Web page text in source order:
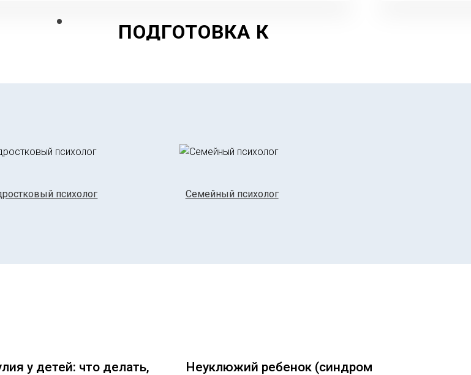
ПОДГОТОВКА К
УСПЕШНОЕ
думать-выполнять"
ПОДРОБНЕЕ
психолог Семейный психолог
у детей: что делать,
Неуклюжий ребенок (синдром